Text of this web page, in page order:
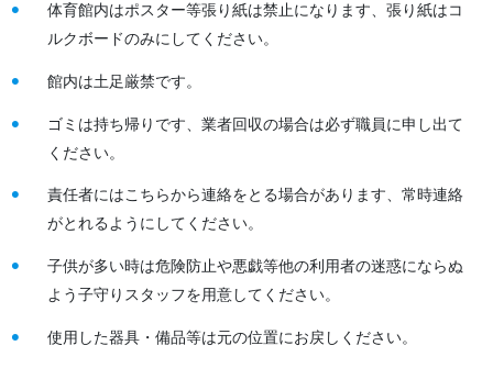
体育館内はポスター等張り紙は禁止になります、張り紙はコ
ルクボードのみにしてください。
館内は土足厳禁です。
ゴミは持ち帰りです、業者回収の場合は必ず職員に申し出て
ください。
責任者にはこちらから連絡をとる場合があります、常時連絡
がとれるようにしてください。
子供が多い時は危険防止や悪戯等他の利用者の迷惑にならぬ
よう子守りスタッフを用意してください。
使用した器具・備品等は元の位置にお戻しください。